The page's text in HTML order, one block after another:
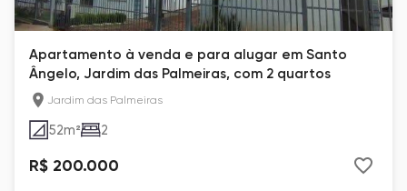
Apartamento à venda e para alugar em Santo
Ângelo, Jardim das Palmeiras, com 2 quartos
Jardim das Palmeiras
52m² 2
R$ 200.000